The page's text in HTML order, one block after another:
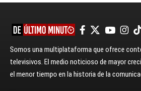
Somos una multiplataforma que ofrece
televisivos. El medio noticioso de mayor
el menor tiempo en la historia de la